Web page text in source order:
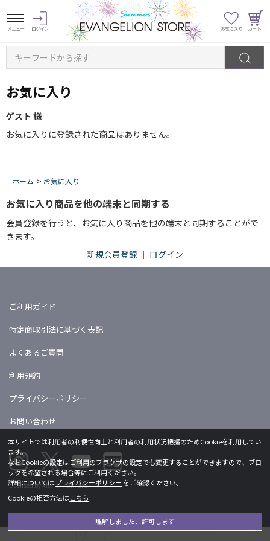
キーワードから探す
お気に入り
ゲスト 様
お気に入りに登録された商品はありません。
ホーム > お気に入り
お気に入り商品を他の端末と同期する
会員登録を行うと、お気に入り商品を他の端末と同期することがで
きます。
新規会員登録 ｜ ログイン
ご利用ガイド
特定商取引法に基づく表記
よくあるご質問
利用規約
プライバシーポリシー
お問い合わせ
Licensed by khara ©khara
本サイトでは利用者の利便性向上と利用者の利用状況把握のためCookieを利用してい
ます。
なおCookieの設定はご利用のブラウザの設定でも変更することができますので、ブロ
ックを希望される場合等にご利用ください。
詳細についてはプライバシーポリシー をご確認ください。
Cookieの拒否方法はこちら
理解しました、許可します